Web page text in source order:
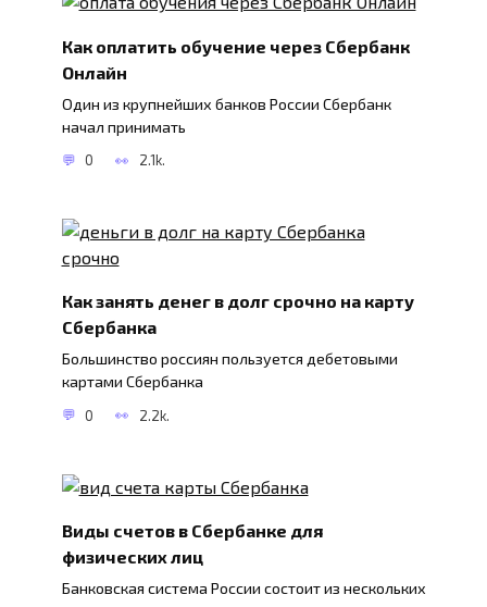
Как оплатить обучение через Сбербанк
Онлайн
Один из крупнейших банков России Сбербанк
начал принимать
0 2.1k.
Как занять денег в долг срочно на карту
Сбербанка
Большинство россиян пользуется дебетовыми
картами Сбербанка
0 2.2k.
Виды счетов в Сбербанке для
физических лиц
Банковская система России состоит из нескольких